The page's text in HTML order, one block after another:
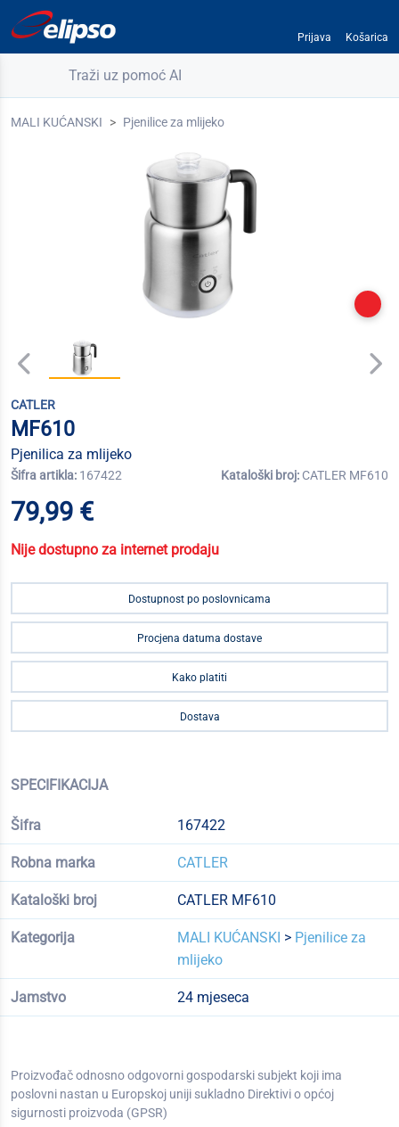
Prijava Košarica
Traži uz pomoć AI
MALI KUĆANSKI Pjenilice za mlijeko
CATLER
MF610
Pjenilica za mlijeko
Šifra artikla: 167422 Kataloški broj: CATLER MF610
79,99 €
Nije dostupno za internet prodaju
Dostupnost po poslovnicama
Procjena datuma dostave
Kako platiti
Dostava
SPECIFIKACIJA
Šifra 167422
Robna marka CATLER
Kataloški broj CATLER MF610
Kategorija MALI KUĆANSKI > Pjenilice za
mlijeko
Jamstvo 24 mjeseca
Proizvođač odnosno odgovorni gospodarski subjekt koji ima
poslovni nastan u Europskoj uniji sukladno Direktivi o općoj
sigurnosti proizvoda (GPSR)